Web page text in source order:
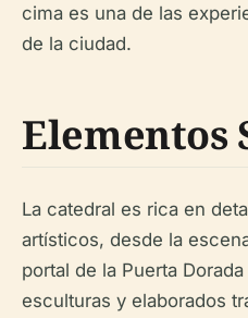
cima es una de las
de la ciudad.
Elementos
La catedral es rica en
artísticos, desde la
portal de la Puerta
esculturas y elaborados